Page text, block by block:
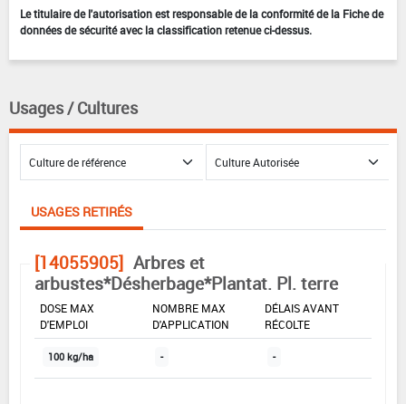
Le titulaire de l'autorisation est responsable de la conformité de la Fiche de
données de sécurité avec la classification retenue ci-dessus.
Usages / Cultures
USAGES RETIRÉS
[14055905] Arbres et
arbustes*Désherbage*Plantat. Pl. terre
DOSE MAX
D'EMPLOI
NOMBRE MAX
D'APPLICATION
DÉLAIS AVANT
RÉCOLTE
100 kg/ha - -